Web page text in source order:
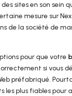
sites en son sein
mesure sur
de la société de
pour que votre
si vous
préfabriqué.
les plus fiables pour